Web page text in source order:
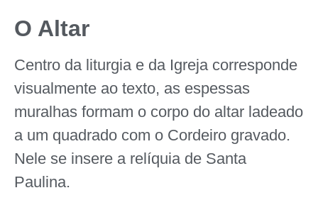
O Altar
Centro da liturgia e da Igreja corresponde
visualmente ao texto, as espessas
muralhas formam o corpo do altar ladeado
a um quadrado com o Cordeiro gravado.
Nele se insere a relíquia de Santa
Paulina.